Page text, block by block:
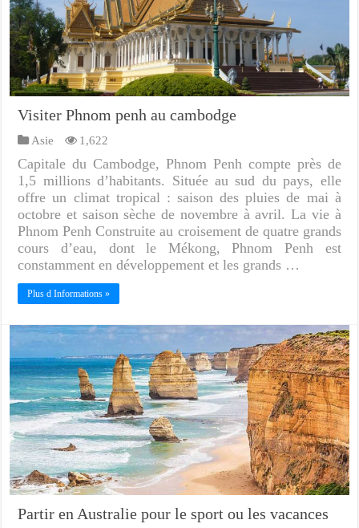
Visiter Phnom penh au cambodge
Asie 1,622
Capitale du Cambodge, Phnom Penh compte près de
1,5 millions d’habitants. Située au sud du pays, elle
offre un climat tropical : saison des pluies de mai à
octobre et saison sèche de novembre à avril. La vie à
Phnom Penh Construite au croisement de quatre grands
cours d’eau, dont le Mékong, Phnom Penh est
constamment en développement et les grands …
Plus d Informations »
Partir en Australie pour le sport ou les vacances